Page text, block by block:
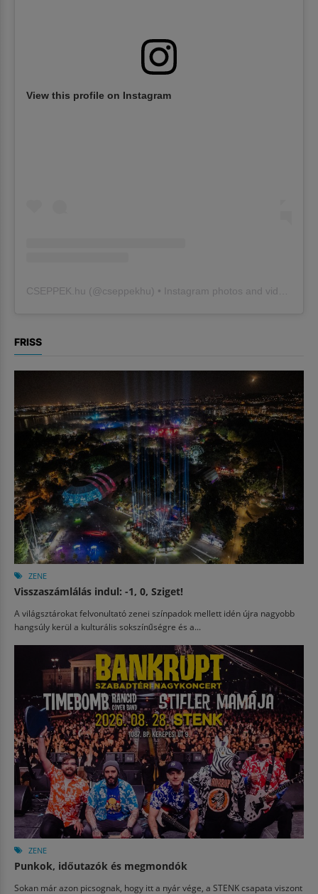
View this profile on Instagram
CSEPPEK.hu (@cseppekhu ) • Instagram photos and videos
FRISS
ZENE
Visszaszámlálás indul: -1, 0, Sziget!
A világsztárokat felvonultató zenei színpadok mellett idén újra nagyobb
hangsúly kerül a kulturális sokszínűségre és a...
ZENE
Punkok, időutazók és megmondók
Sokan már azon picsognak, hogy itt a nyár vége, a STENK csapata viszont